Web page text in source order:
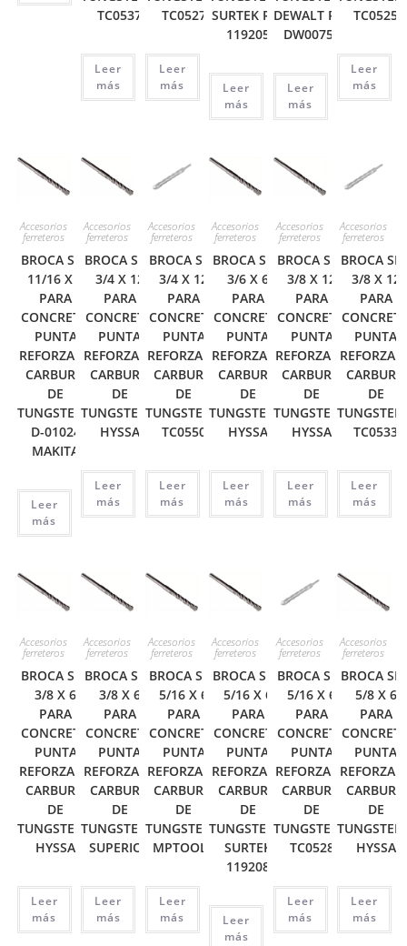
TC0537
Leer
más
TC0527
Leer
más
SURTEK REF
119205
Leer
más
DEWALT REF
DW00757
Leer
más
TC0525
Leer
más
Accesorios
ferreteros
BROCA SDS
11/16 X 6
PARA
CONCRETO
PUNTA
REFORZADA
CARBURO
DE
TUNGSTENO
D-01024
MAKITA
Leer
más
Accesorios
ferreteros
BROCA SDS
3/4 X 12
PARA
CONCRETO
PUNTA
REFORZADA
CARBURO
DE
TUNGSTENO
HYSSA
Leer
más
Accesorios
ferreteros
BROCA SDS
3/4 X 12
PARA
CONCRETO
PUNTA
REFORZADA
CARBURO
DE
TUNGSTENO
TC0550
Leer
más
Accesorios
ferreteros
BROCA SDS
3/6 X 6
PARA
CONCRETO
PUNTA
REFORZADA
CARBURO
DE
TUNGSTENO
HYSSA
Leer
más
Accesorios
ferreteros
BROCA SDS
3/8 X 12
PARA
CONCRETO
PUNTA
REFORZADA
CARBURO
DE
TUNGSTENO
HYSSA
Leer
más
Accesorios
ferreteros
BROCA
3/8 X 12
PARA
PUNTA
CARBURO
DE
TC0533
Leer
más
Accesorios
ferreteros
BROCA SDS
3/8 X 6
PARA
CONCRETO
PUNTA
REFORZADA
CARBURO
DE
TUNGSTENO
HYSSA
Leer
más
Accesorios
ferreteros
BROCA SDS
3/8 X 6
PARA
CONCRETO
PUNTA
REFORZADA
CARBURO
DE
TUNGSTENO
SUPERIOR
Leer
más
Accesorios
ferreteros
BROCA SDS
5/16 X 6
PARA
CONCRETO
PUNTA
REFORZADA
CARBURO
DE
TUNGSTENO
MPTOOLS
Leer
más
Accesorios
ferreteros
BROCA SDS
5/16 X 6
PARA
CONCRETO
PUNTA
REFORZADA
CARBURO
DE
TUNGSTENO
SURTEK
119208
Leer
más
Accesorios
ferreteros
BROCA SDS
5/16 X 6
PARA
CONCRETO
PUNTA
REFORZADA
CARBURO
DE
TUNGSTENO
TC0528
Leer
más
Accesorios
ferreteros
BROCA
5/8 X 6
PARA
PUNTA
CARBURO
DE
HYSSA
Leer
más